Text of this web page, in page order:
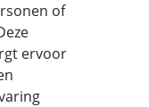
of
ervoor